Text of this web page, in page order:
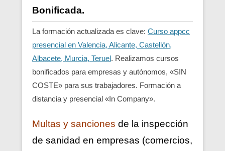
Bonificada.
La formación actualizada es clave: Curso appcc
presencial en Valencia, Alicante, Castellón,
Albacete, Murcia, Teruel. Realizamos cursos
bonificados para empresas y autónomos, «SIN
COSTE» para sus trabajadores. Formación a
distancia y presencial «In Company».
Multas y sanciones de la inspección
de sanidad en empresas (comercios,